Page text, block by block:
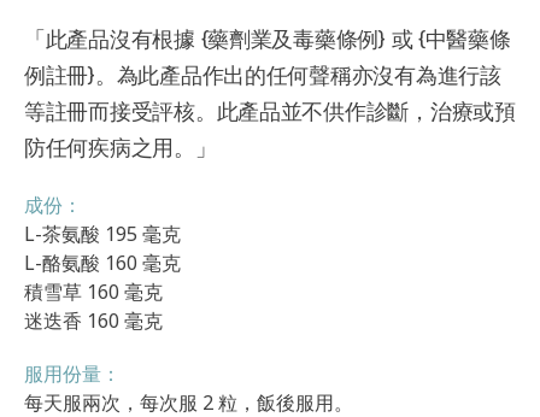
「此產品沒有根據 {藥劑業及毒藥條例} 或 {中醫藥條
例註冊}。為此產品作出的任何聲稱亦沒有為進行該
等註冊而接受評核。此產品並不供作診斷，治療或預
防任何疾病之用。」
成份：
L-茶氨酸 195 毫克
L-酪氨酸 160 毫克
積雪草 160 毫克
迷迭香 160 毫克
服用份量：
每天服兩次，每次服 2 粒，飯後服用。